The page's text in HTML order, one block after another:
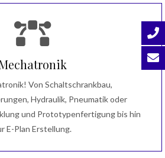
Von Schaltschrankbau,
Hydraulik, Pneumatik oder
und Prototypenfertigung bis hin
E-Plan Erstellung.